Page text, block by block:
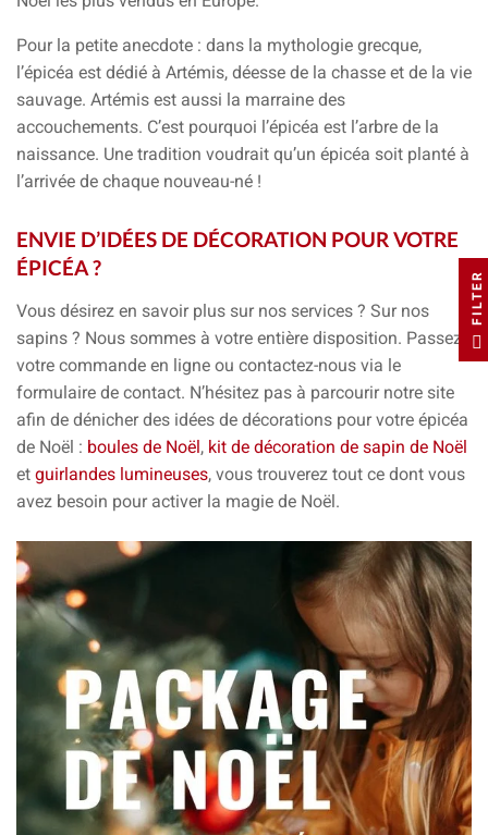
Pour la petite anecdote : dans la mythologie grecque,
l’épicéa est dédié à Artémis, déesse de la chasse et de la vie
sauvage. Artémis est aussi la marraine des
accouchements. C’est pourquoi l’épicéa est l’arbre de la
naissance. Une tradition voudrait qu’un épicéa soit planté à
l’arrivée de chaque nouveau-né !
ENVIE D’IDÉES DE DÉCORATION POUR VOTRE
ÉPICÉA ?
Vous désirez en savoir plus sur nos services ? Sur nos
sapins ? Nous sommes à votre entière disposition. Passez
votre commande en ligne ou contactez-nous via le
formulaire de contact. N’hésitez pas à parcourir notre site
afin de dénicher des idées de décorations pour votre épicéa
de Noël : boules de Noël, kit de décoration de sapin de Noël
et guirlandes lumineuses, vous trouverez tout ce dont vous
avez besoin pour activer la magie de Noël.
FILTER